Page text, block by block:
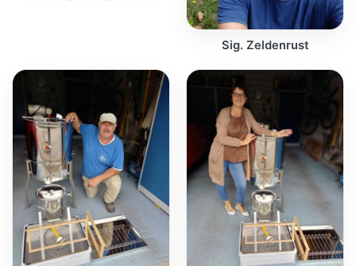
Sig. Zeldenrust